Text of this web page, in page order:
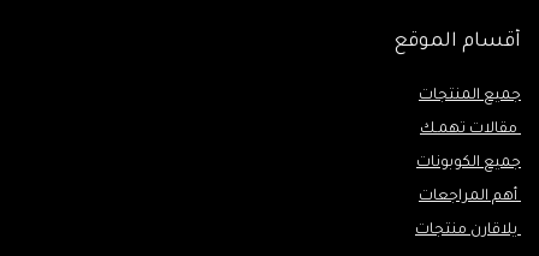
أقسام الموقع
جميع المنتجات
مقالات تهمـك
جميع الكوبونات
أهم المراجعات
يلاقارن منتجات